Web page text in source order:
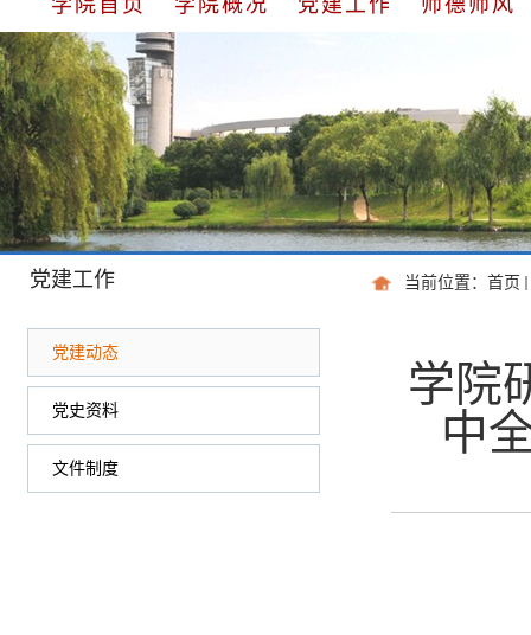
学院首页 学院概况 党建工作 师德师风
当前位置： 首页
学院
中
党建工作
党建动态
党史资料
文件制度